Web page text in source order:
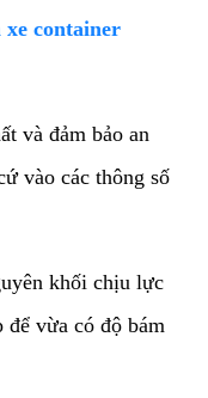
xe container
và đảm bảo an
vào các thông số
khối chịu lực
để vừa có độ bám